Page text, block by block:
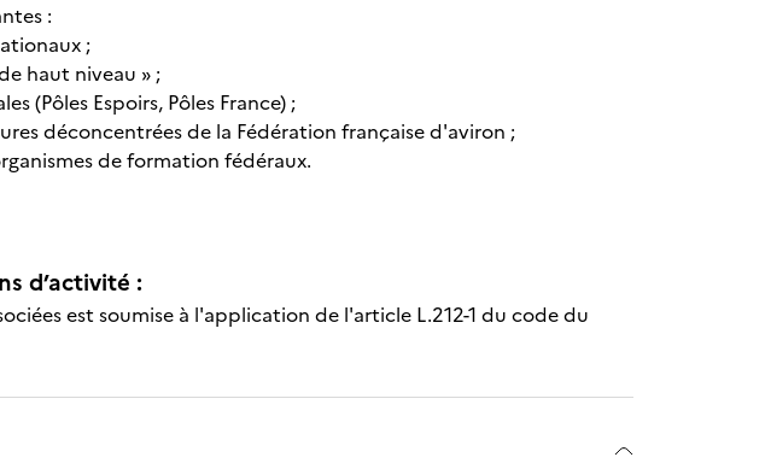
:
;
haut niveau » ;
(Pôles Espoirs, Pôles France) ;
déconcentrées de la Fédération française d'aviron ;
de formation fédéraux.
d’activité :
est soumise à l'application de l'article L.212-1 du code du